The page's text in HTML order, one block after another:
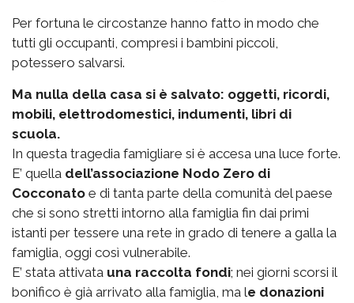
Per fortuna le circostanze hanno fatto in modo che
tutti gli occupanti, compresi i bambini piccoli,
potessero salvarsi.
Ma nulla della casa si è salvato: oggetti, ricordi,
mobili, elettrodomestici, indumenti, libri di
scuola.
In questa tragedia famigliare si è accesa una luce forte.
E’ quella dell’associazione Nodo Zero di
Cocconato e di tanta parte della comunità del paese
che si sono stretti intorno alla famiglia fin dai primi
istanti per tessere una rete in grado di tenere a galla la
famiglia, oggi così vulnerabile.
E’ stata attivata una raccolta fondi; nei giorni scorsi il
bonifico è già arrivato alla famiglia, ma le donazioni